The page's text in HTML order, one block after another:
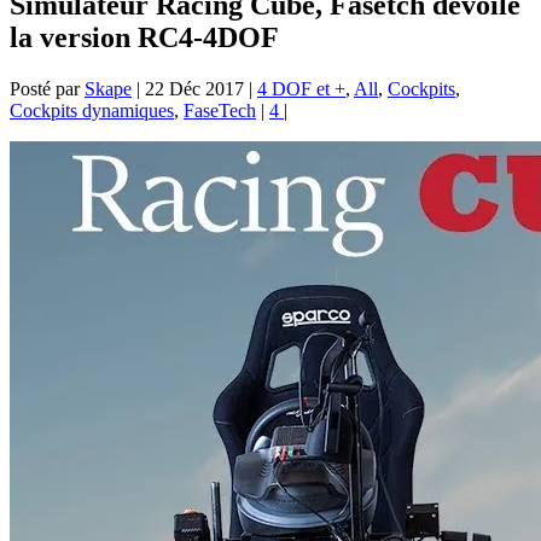
la version RC4-4DOF
Posté par Skape | 22 Déc 2017 | 4 DOF et +, All, Cockpits,
Cockpits dynamiques, FaseTech | 4 |